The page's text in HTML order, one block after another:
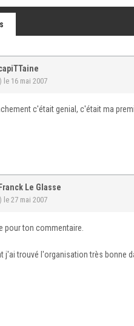
le 16 mai 2007
c'était genial, c'était ma
Le Glasse
le 27 mai 2007
pour ton commentaire.
j'ai trouvé l'organisation très bonne